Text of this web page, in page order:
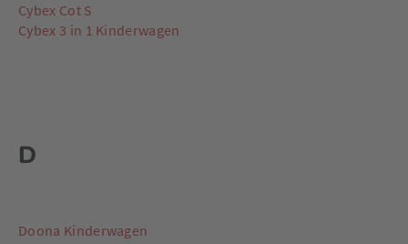
Cybex Cot S
Cybex 3 in 1 Kinderwagen
D
Doona Kinderwagen